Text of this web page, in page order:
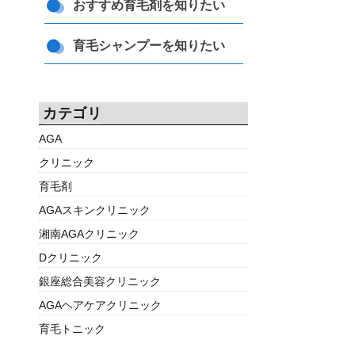
おすすめ育毛剤を知りたい
育毛シャンプーを知りたい
カテゴリ
AGA
クリニック
育毛剤
AGAスキンクリニック
湘南AGAクリニック
Dクリニック
銀座総合美容クリニック
AGAヘアケアクリニック
育毛トニック